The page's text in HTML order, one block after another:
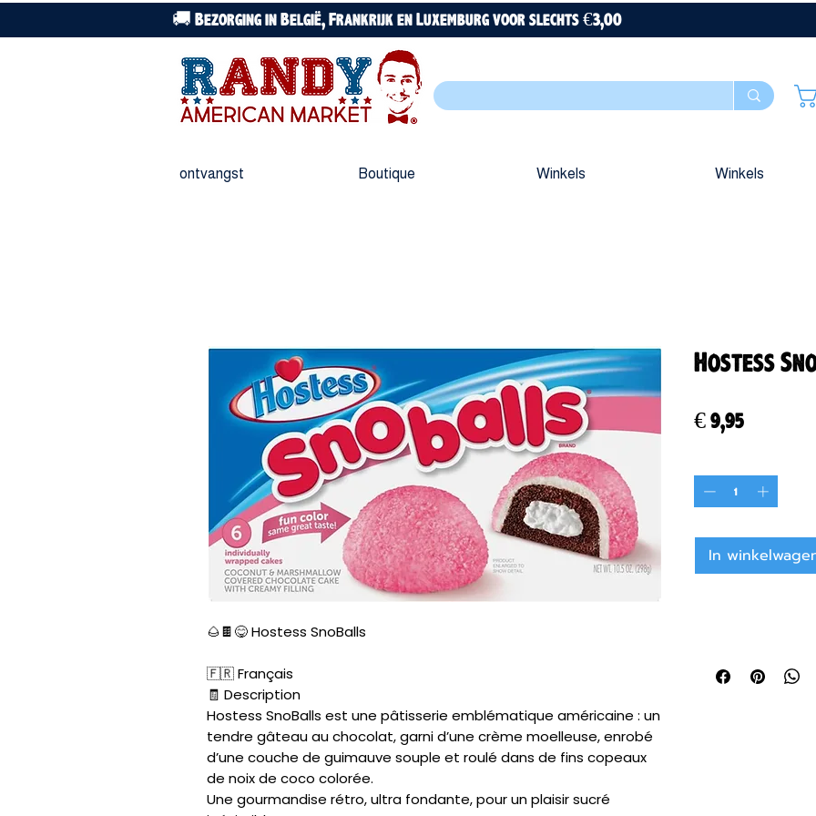
🚚 Bezorging in België, Frankrijk en Luxemburg voor slechts €3,00
ontvangst Boutique Winkels Winkels
🌰🍫😋 Hostess SnoBalls
🇫🇷 Français
🧾 Description
Hostess SnoBalls est une pâtisserie emblématique américaine : un
tendre gâteau au chocolat, garni d’une crème moelleuse, enrobé
d’une couche de guimauve souple et roulé dans de fins copeaux
de noix de coco colorée.
Une gourmandise rétro, ultra fondante, pour un plaisir sucré
Hostess
€ 9,95Prijs
In